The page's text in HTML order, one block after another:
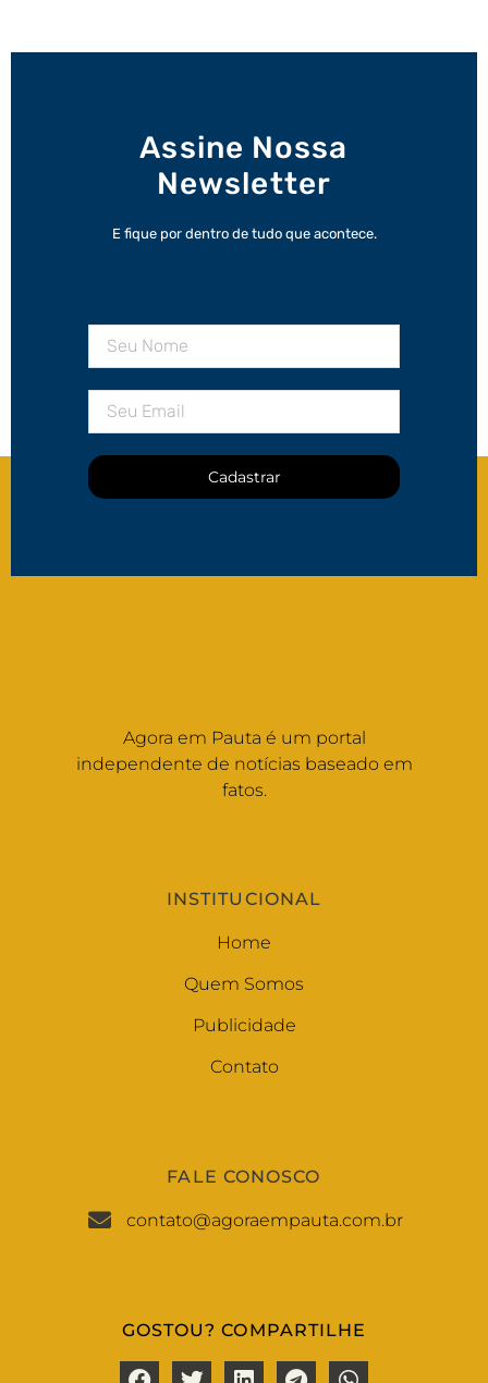
Assine Nossa
Newsletter
E fique por dentro de tudo que acontece.
Cadastrar
Agora em Pauta é um portal
independente de notícias baseado em
fatos.
INSTITUCIONAL
Home
Quem Somos
Publicidade
Contato
FALE CONOSCO
contato@agoraempauta.com.br
GOSTOU? COMPARTILHE